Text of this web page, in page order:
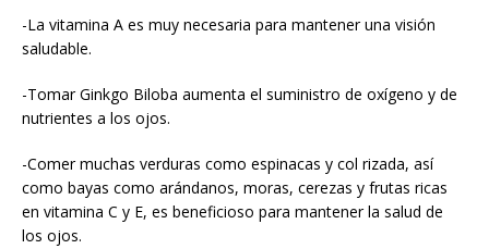
-La vitamina A es muy necesaria para mantener una visión
saludable.
-Tomar Ginkgo Biloba aumenta el suministro de oxígeno y de
nutrientes a los ojos.
-Comer muchas verduras como espinacas y col rizada, así
como bayas como arándanos, moras, cerezas y frutas ricas
en vitamina C y E, es beneficioso para mantener la salud de
los ojos.